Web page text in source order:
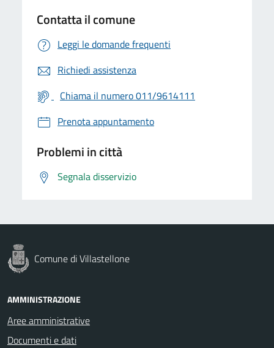
Contatta il comune
Leggi le domande frequenti
Richiedi assistenza
Chiama il numero 011/9614111
Prenota appuntamento
Problemi in città
Segnala disservizio
Comune di Villastellone
AMMINISTRAZIONE
Aree amministrative
Documenti e dati